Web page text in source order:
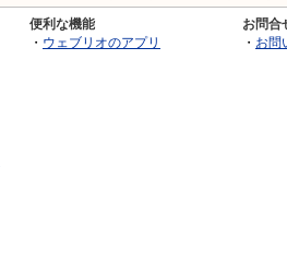
便利な機能
・ ウェブリオのアプリ
お問合
・ お問